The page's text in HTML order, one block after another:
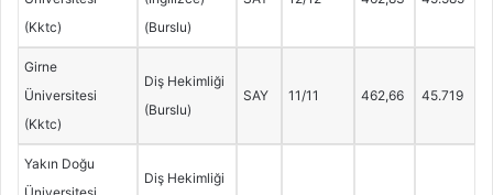
(Kktc)
(Burslu)
Girne
Üniversitesi
(Kktc)
Diş Hekimliği
(Burslu)
SAY 11/11 462,66 45.719
Yakın Doğu
Diş Hekimliği